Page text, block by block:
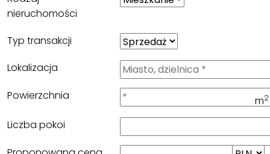
nieruchomości
Typ transakcji
Lokalizacja
Powierzchnia
m2
Liczba pokoi